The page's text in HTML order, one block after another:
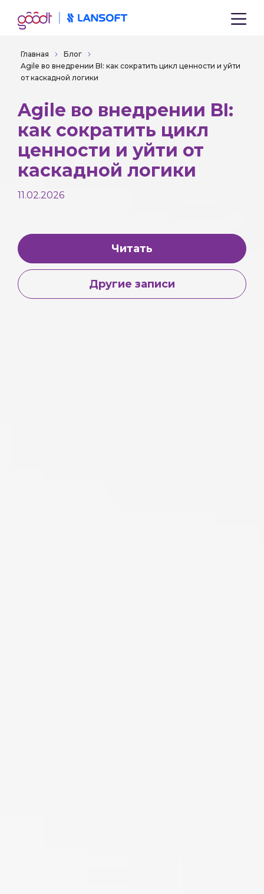
Главная
Блог
Agile во внедрении BI: как сократить цикл ценности и уйти
от каскадной логики
Agile во внедрении BI:
как сократить цикл
ценности и уйти от
каскадной логики
11.02.2026
Читать
Другие записи